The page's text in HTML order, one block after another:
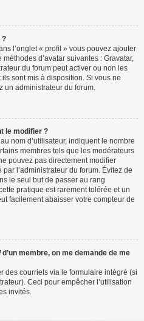
?
l’onglet « profil » vous pouvez ajouter
d’avatar suivantes : Gravatar,
du forum peut activer ou non les
sont mis à disposition. Si vous ne
un administrateur du forum.
le modifier ?
nom d’utilisateur, indiquent le nombre
membres tels que les modérateurs
pouvez pas directement modifier
par l’administrateur du forum. Évitez de
le seul but de passer au rang
pratique est rarement tolérée et un
facilement abaisser votre compteur de
d’un membre, on me demande de me
des courriels via le formulaire intégré (si
Ceci pour empêcher l’utilisation
invités.